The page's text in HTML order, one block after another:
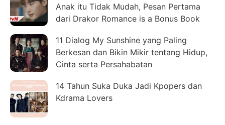
Anak itu Tidak Mudah, Pesan Pertama
dari Drakor Romance is a Bonus Book
11 Dialog My Sunshine yang Paling
Berkesan dan Bikin Mikir tentang Hidup,
Cinta serta Persahabatan
14 Tahun Suka Duka Jadi Kpopers dan
Kdrama Lovers